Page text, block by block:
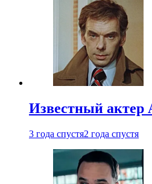
Известный актер
3 года спустя2 года спустя